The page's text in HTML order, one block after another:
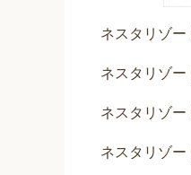
ネスタリゾー
ネスタリゾー
ネスタリゾ
ネスタリゾ